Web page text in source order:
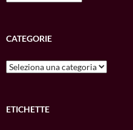
CATEGORIE
Categorie
ETICHETTE